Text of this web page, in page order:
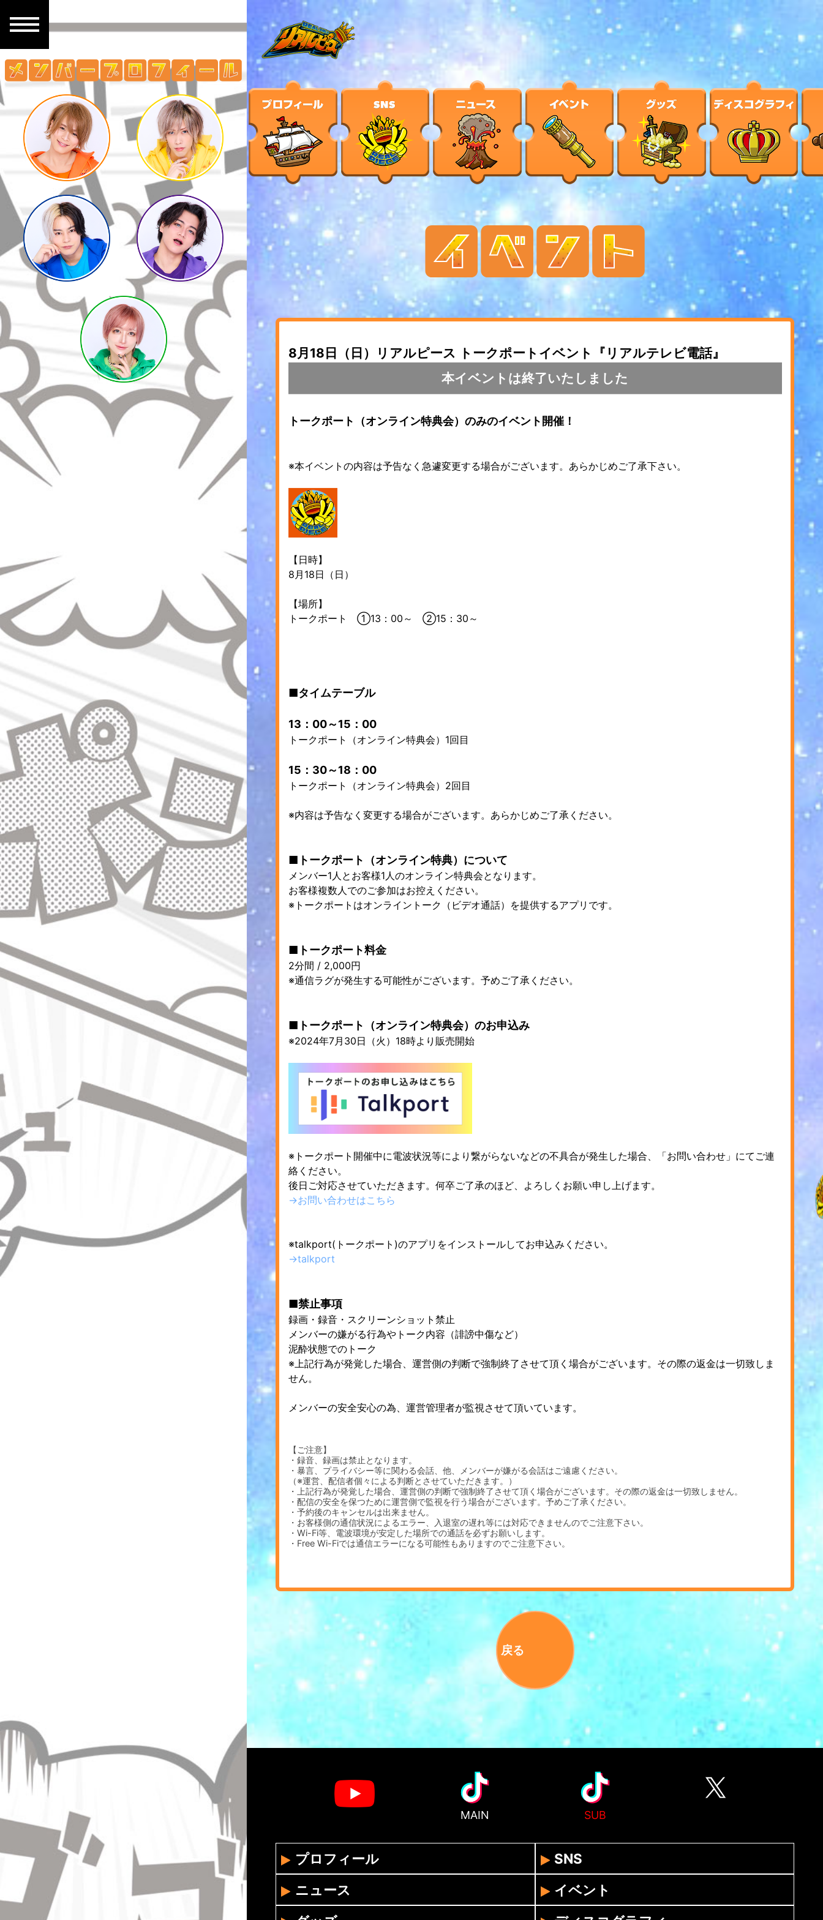
8月18日（日）リアルピース トークポートイベント『リアルテレビ電話』
本イベントは終了いたしました
トークポート（オンライン特典会）のみのイベント開催！
※本イベントの内容は予告なく急遽変更する場合がございます。あらかじめご了承下さい。
【日時】
8月18日（日）
【場所】
トークポート ①13：00～ ②15：30～
■タイムテーブル
13：00～15：00
トークポート（オンライン特典会）1回目
15：30～18：00
トークポート（オンライン特典会）2回目
※内容は予告なく変更する場合がございます。あらかじめご了承ください。
■トークポート（オンライン特典）について
メンバー1人とお客様1人のオンライン特典会となります。
お客様複数人でのご参加はお控えください。
※トークポートはオンライントーク（ビデオ通話）を提供するアプリです。
■トークポート料金
2分間 / 2,000円
※通信ラグが発生する可能性がございます。予めご了承ください。
■トークポート（オンライン特典会）のお申込み
※2024年7月30日（火）18時より販売開始
※トークポート開催中に電波状況等により繋がらないなどの不具合が発生した場合、「お問い合わせ」にてご連
絡ください。
後日ご対応させていただきます。何卒ご了承のほど、よろしくお願い申し上げます。
→お問い合わせはこちら
※talkport(トークポート)のアプリをインストールしてお申込みください。
→talkport
■禁止事項
録画・録音・スクリーンショット禁止
メンバーの嫌がる行為やトーク内容（誹謗中傷など）
泥酔状態でのトーク
※上記行為が発覚した場合、運営側の判断で強制終了させて頂く場合がございます。その際の返金は一切致しま
せん。
メンバーの安全安心の為、運営管理者が監視させて頂いています。
【ご注意】
・録音、録画は禁止となります。
・暴言、プライバシー等に関わる会話、他、メンバーが嫌がる会話はご遠慮ください。
（※運営、配信者個々による判断とさせていただきます。）
・上記行為が発覚した場合、運営側の判断で強制終了させて頂く場合がございます。その際の返金は一切致しません。
・配信の安全を保つために運営側で監視を行う場合がございます。予めご了承ください。
・予約後のキャンセルは出来ません。
・お客様側の通信状況によるエラー、入退室の遅れ等には対応できませんのでご注意下さい。
・Wi-Fi等、電波環境が安定した場所での通話を必ずお願いします。
・Free Wi-Fiでは通信エラーになる可能性もありますのでご注意下さい。
戻る
MAIN SUB
プロフィール
SNS
ニュース
イベント